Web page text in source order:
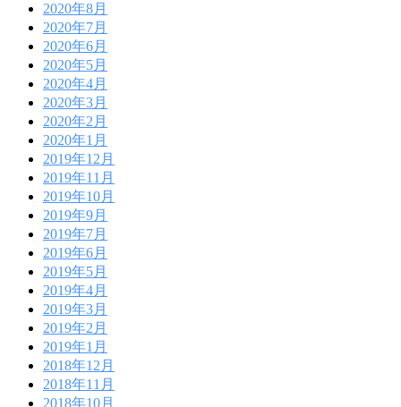
2020年8月
2020年7月
2020年6月
2020年5月
2020年4月
2020年3月
2020年2月
2020年1月
2019年12月
2019年11月
2019年10月
2019年9月
2019年7月
2019年6月
2019年5月
2019年4月
2019年3月
2019年2月
2019年1月
2018年12月
2018年11月
2018年10月